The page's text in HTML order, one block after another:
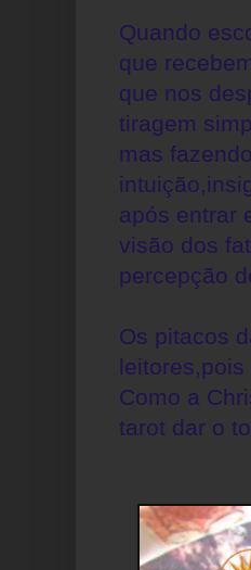
Quando
que
que nos
tiragem
mas
após entrar
visão dos
percepção
Os pitacos
Como a
tarot dar o